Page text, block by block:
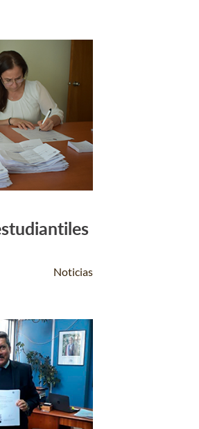
Leer Más +
Noticias